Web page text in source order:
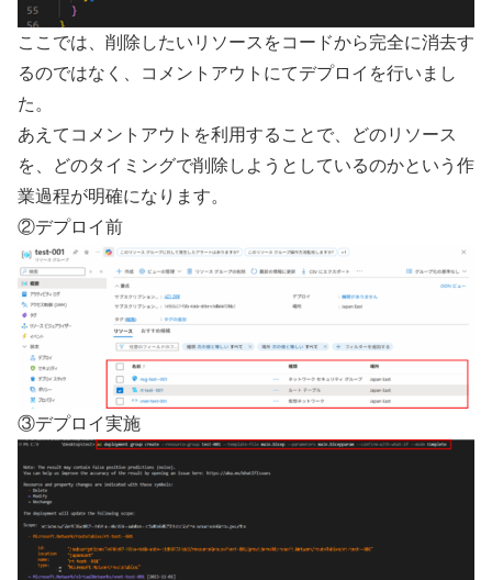
ここでは、削除したいリソースをコードから完全に消去す
るのではなく、コメントアウトにてデプロイを行いまし
た。
あえてコメントアウトを利用することで、どのリソース
を、どのタイミングで削除しようとしているのかという作
業過程が明確になります。
②デプロイ前
③デプロイ実施